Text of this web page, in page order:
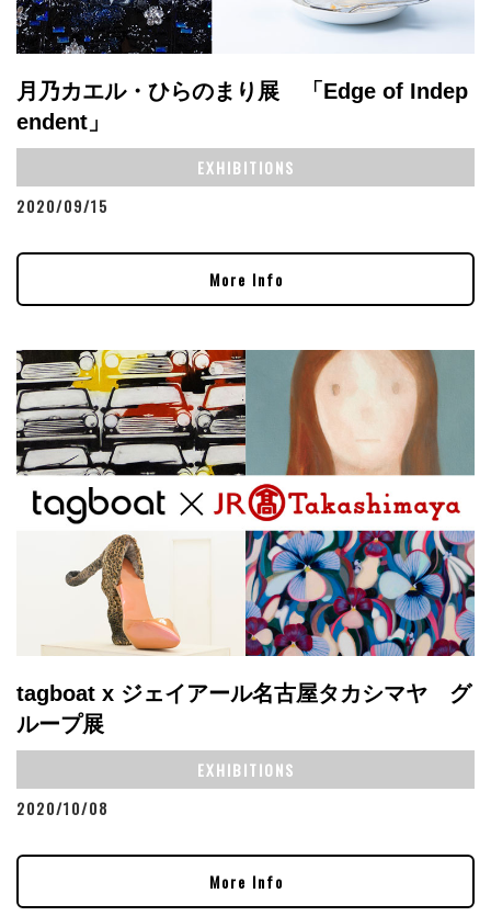
月乃カエル・ひらのまり展 「Edge of Indep
endent」
EXHIBITIONS
2020/09/15
More Info
tagboat x ジェイアール名古屋タカシマヤ グ
ループ展
EXHIBITIONS
2020/10/08
More Info